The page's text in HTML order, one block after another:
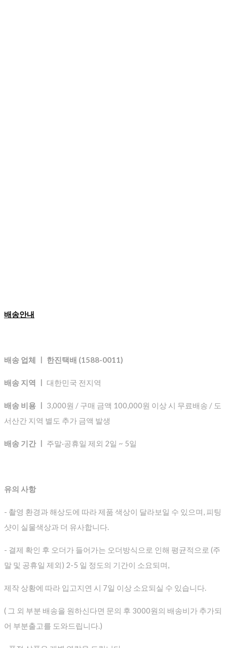
배송안내
배송 업체 ㅣ 한진택배 (1588-0011)
배송 지역 ㅣ 대한민국 전지역
배송 비용 ㅣ 3,000원 / 구매 금액 100,000원 이상 시 무료배송 / 도
서산간 지역 별도 추가 금액 발생
배송 기간 ㅣ 주말·공휴일 제외 2일 ~ 5일
유의 사항
- 촬영 환경과 해상도에 따라 제품 색상이 달라보일 수 있으며, 피팅
샷이 실물색상과 더 유사합니다.
- 결제 확인 후 오더가 들어가는 오더방식으로 인해 평균적으로 (주
말 및 공휴일 제외) 2-5 일 정도의 기간이 소요되며,
제작 상황에 따라 입고지연 시 7일 이상 소요되실 수 있습니다.
( 그 외 부분 배송을 원하신다면 문의 후 3000원의 배송비가 추가되
어 부분출고를 도와드립니다.)